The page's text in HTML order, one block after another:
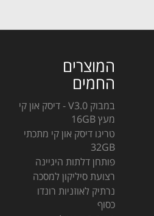
המוצרים
החמים
במבוק V3.0 - דיסק און קי
מעץ 16GB
טריגו דיסק און קי מתכתי
32GB
פותחן דלתות היגיינה
רצועת סיליקון למסכה
נרתיק לאוזניות רונדו
כסוף